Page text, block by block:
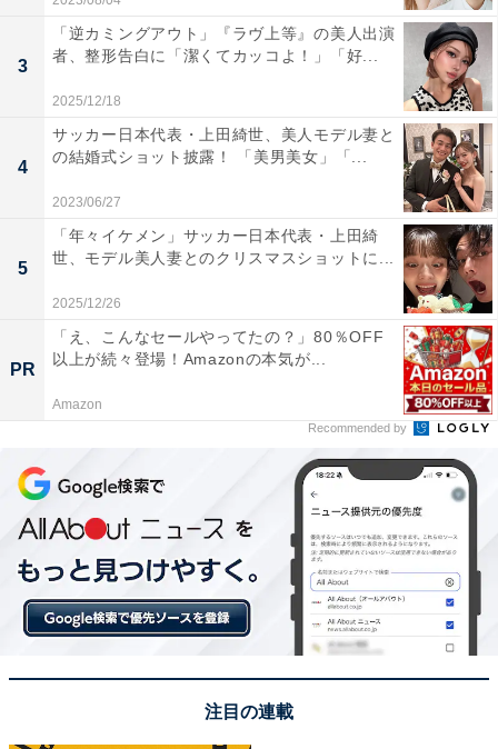
3
「逆カミングアウト」『ラヴ上等』の美人出演
者、整形告白に「潔くてカッコよ！」「好...
2025/12/18
4
サッカー日本代表・上田綺世、美人モデル妻と
の結婚式ショット披露！ 「美男美女」「...
2023/06/27
5
「年々イケメン」サッカー日本代表・上田綺
世、モデル美人妻とのクリスマスショットに...
2025/12/26
PR
「え、こんなセールやってたの？」80％OFF
以上が続々登場！Amazonの本気が...
Amazon
Recommended by
注目の連載